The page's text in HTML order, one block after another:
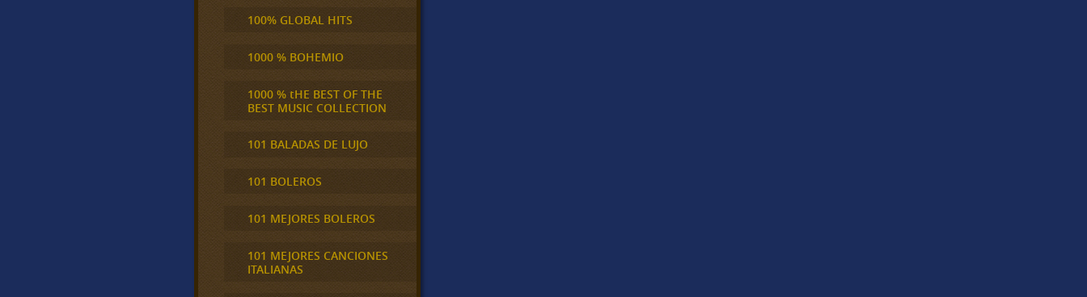
100% GLOBAL HITS
1000 % BOHEMIO
1000 % tHE BEST OF THE
BEST MUSIC COLLECTION
101 BALADAS DE LUJO
101 BOLEROS
101 MEJORES BOLEROS
101 MEJORES CANCIONES
ITALIANAS